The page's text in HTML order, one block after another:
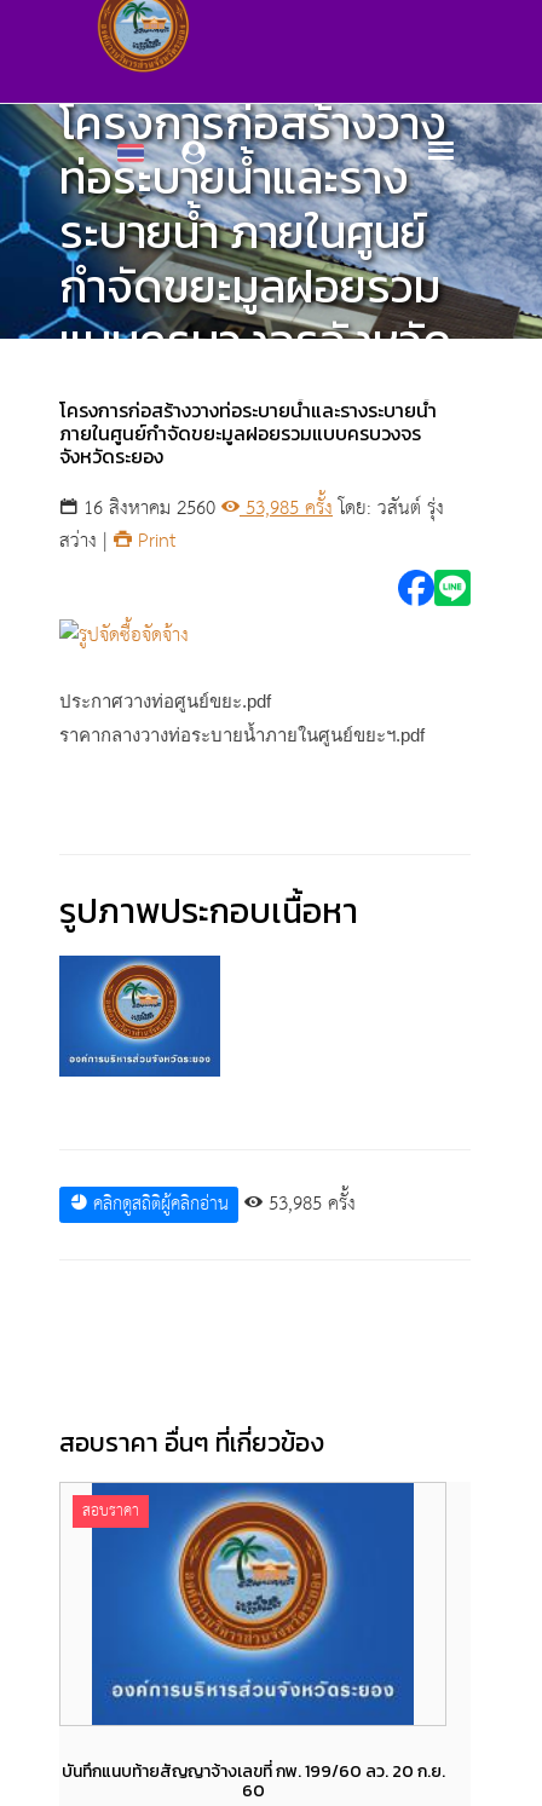
โครงการก่อสร้างวาง
ท่อระบายน้ำและราง
ระบายน้ำ ภายในศูนย์
กำจัดขยะมูลฝอยรวม
แบบครบวงจรจังหวัด
ระยอง
ศูนย์ข้อมูลข่าวสาร
โครงการก่อสร้างวางท่อระบายน้ำและรางระบายน้ำ
ภายในศูนย์กำจัดขยะมูลฝอยรวมแบบครบวงจร
จังหวัดระยอง
16 สิงหาคม 2560 53,985 ครั้งโดย: วสันต์ รุ่ง
สว่าง |
Print
ประกาศวางท่อศูนย์ขยะ.pdf
ราคากลางวางท่อระบายน้ำภายในศูนย์ขยะฯ.pdf
รูปภาพประกอบเนื้อหา
คลิกดูสถิติผู้คลิกอ่าน 53,985 ครั้ง
สอบราคา อื่นๆ ที่เกี่ยวข้อง
สอบราคา
บันทึกแนบท้ายสัญญาจ้างเลขที่ กพ. 199/60 ลว. 20 ก.ย.
60